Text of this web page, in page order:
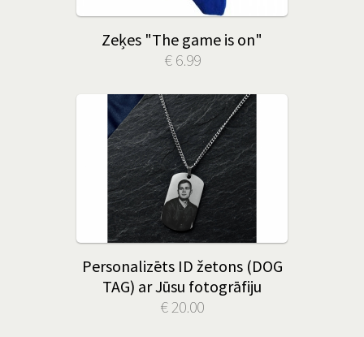
Zeķes "The game is on"
€ 6.99
Personalizēts ID žetons (DOG
TAG) ar Jūsu fotogrāfiju
€ 20.00